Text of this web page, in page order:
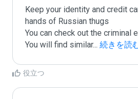
Keep your identity and credit
hands of Russian thugs
You can check out the criminal
You will find similar... 続きを読
役立つ